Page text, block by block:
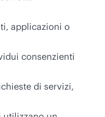
applicazioni o
consenzienti
di servizi,